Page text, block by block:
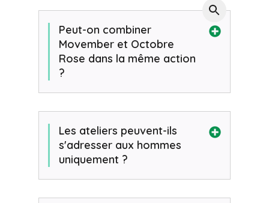
Peut-on combiner
Movember et Octobre
Rose dans la même action
?
Les ateliers peuvent-ils
s'adresser aux hommes
uniquement ?